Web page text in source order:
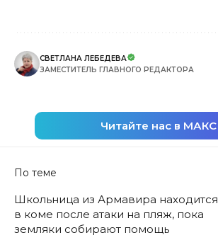
СВЕТЛАНА ЛЕБЕДЕВА
ЗАМЕСТИТЕЛЬ ГЛАВНОГО РЕДАКТОРА
Читайте нас в МАКС
По теме
Школьница из Армавира находится
в коме после атаки на пляж, пока
земляки собирают помощь